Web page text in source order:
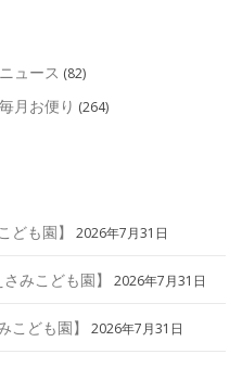
ニュース (82)
毎月お便り (264)
ども園】 2026年7月31日
みこども園】 2026年7月31日
こども園】 2026年7月31日